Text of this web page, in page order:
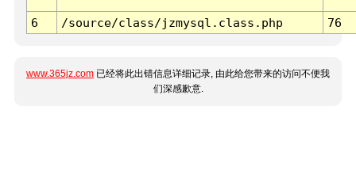
6 /source/class/jzmysql.class.php 76
www.365jz.com 已经将此出错信息详细记录, 由此给您带来的访问不便我
们深感歉意.